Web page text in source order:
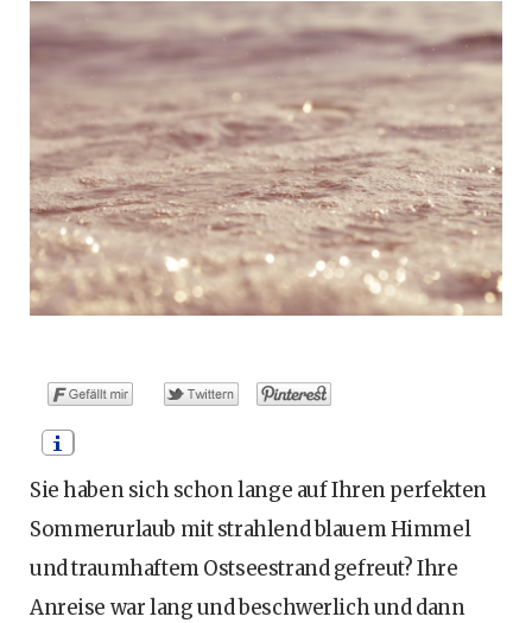
o
k
t
e
r
)
g
a
m
r
s
t
b
Sie haben sich schon lange auf Ihren perfekten
Sommerurlaub mit strahlend blauem Himmel
und traumhaftem Ostseestrand gefreut? Ihre
Anreise war lang und beschwerlich und dann